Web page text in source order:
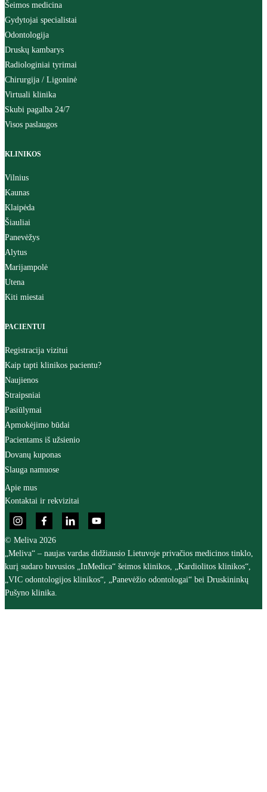
Šeimos medicina
Gydytojai specialistai
Odontologija
Druskų kambarys
Radiologiniai tyrimai
Chirurgija / Ligoninė
Virtuali klinika
Skubi pagalba 24/7
Visos paslaugos
KLINIKOS
Vilnius
Kaunas
Klaipėda
Šiauliai
Panevėžys
Alytus
Marijampolė
Utena
Kiti miestai
PACIENTUI
Registracija vizitui
Kaip tapti klinikos pacientu?
Naujienos
Straipsniai
Pasiūlymai
Apmokėjimo būdai
Pacientams iš užsienio
Dovanų kuponas
Slauga namuose
Apie mus
Kontaktai ir rekvizitai
© Meliva 2026
„Meliva“ – naujas vardas didžiausio Lietuvoje privačios medicinos tinklo,
kurį sudaro buvusios „InMedica“ šeimos klinikos, „Kardiolitos klinikos“,
„VIC odontologijos klinikos“, „Panevėžio odontologai“ bei Druskininkų
Pušyno klinika.